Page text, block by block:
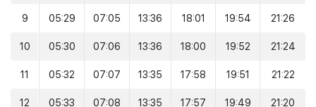
9 05:29 07:05 13:36 18:01 19:54 21:26
10 05:30 07:06 13:36 18:00 19:52 21:24
11 05:32 07:07 13:35 17:58 19:51 21:22
12 05:33 07:08 13:35 17:57 19:49 21:20